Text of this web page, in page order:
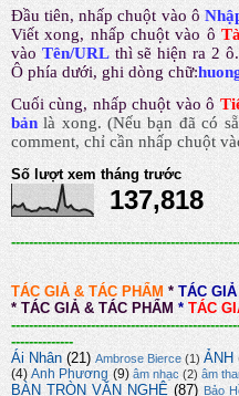
Đầu tiên, nhấp chuột vào ô
Viết xong, nhấp chuột vào ô
vào Tên/URL thì sẽ hiện ra 2
Ô phía dưới, ghi dòng chữ:
Cuối cùng, nhấp chuột vào ô
bản là xong.(Nếu bạn đã có
comment, chỉ cần nhấp chuột
Số lượt xem tháng trước
137,818
TÁC GIẢ & TÁC PHẨM * TÁC
* TÁC GIẢ & TÁC PHẨM * TÁC
--------------
Ái Nhân (21) Ambrose Bierce (1) ẢNH
(4) Anh Phương (9) âm nhạc (2) âm
BÀN TRÒN VĂN NGHỆ (87) Bảo